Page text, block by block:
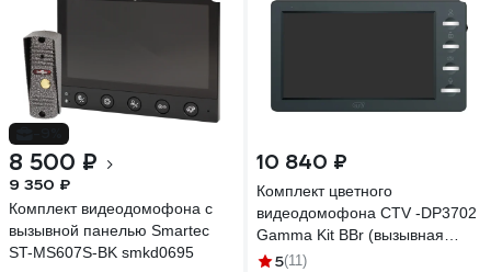
8 500 ₽
9 350 ₽
Комплект видеодомофона с
вызывной панелью Smartec
ST-MS607S-BK smkd0695
10 840 ₽
Комплект цветного
видеодомофона CTV -DP3702
Gamma Kit BBr (вызывная
панель -D40 Plus и монитор -
5(11)